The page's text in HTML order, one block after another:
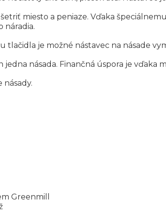
miesto a peniaze. Vďaka
náradia.
je možné nástavec na násade
násada. Finančná úspora je
Greenmill